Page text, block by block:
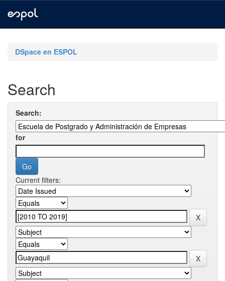
navigationDSpace en ESPOL
Search
Search:
for
Current filters: